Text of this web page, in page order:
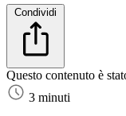
Condividi
Questo contenuto è
3 minuti